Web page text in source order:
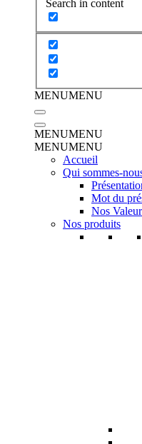
Search in content
MENUMENU
MENUMENU
MENUMENU
Accueil
Qui sommes-
Mot du
Nos
Nos produits